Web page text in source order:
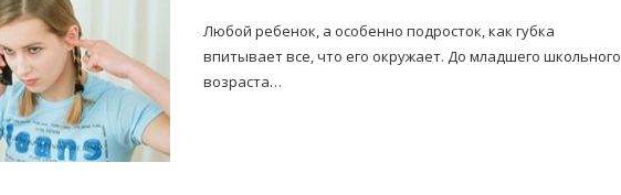
Любой ребенок, а особенно подросток, как губка
впитывает все, что его окружает. До младшего школьного
возраста…